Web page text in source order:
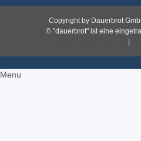
Copyright by Dauerbrot
© "dauerbrot" ist eine
|
Menu